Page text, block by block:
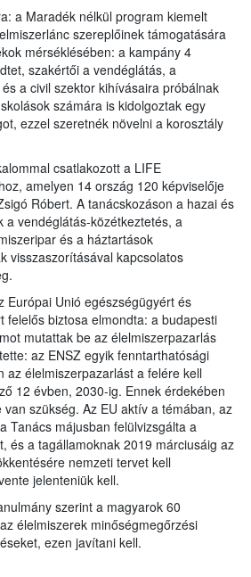
a Maradék nélkül program kiemelt
szereplőinek támogatására
mérséklésében: a kampány 4
szakértői a vendéglátás, a
a civil szektor kihívásaira próbálnak
számára is kidolgoztak egy
ezzel szeretnék növelni a korosztály
csatlakozott a LIFE
amelyen 14 ország 120 képviselője
Róbert. A tanácskozáson a hazai és
a vendéglátás-közétkeztetés, a
és a háztartások
visszaszorításával kapcsolatos
Európai Unió egészségügyért és
felelős biztosa elmondta: a budapesti
mutattak be az élelmiszerpazarlás
az ENSZ egyik fenntarthatósági
az élelmiszerpazarlást a felére kell
12 évben, 2030-ig. Ennek érdekében
szükség. Az EU aktív a témában, az
Tanács májusban felülvizsgálta a
és a tagállamoknak 2019 márciusáig az
nemzeti tervet kell
jelenteniük kell.
szerint a magyarok 60
élelmiszerek minőségmegőrzési
ezen javítani kell.